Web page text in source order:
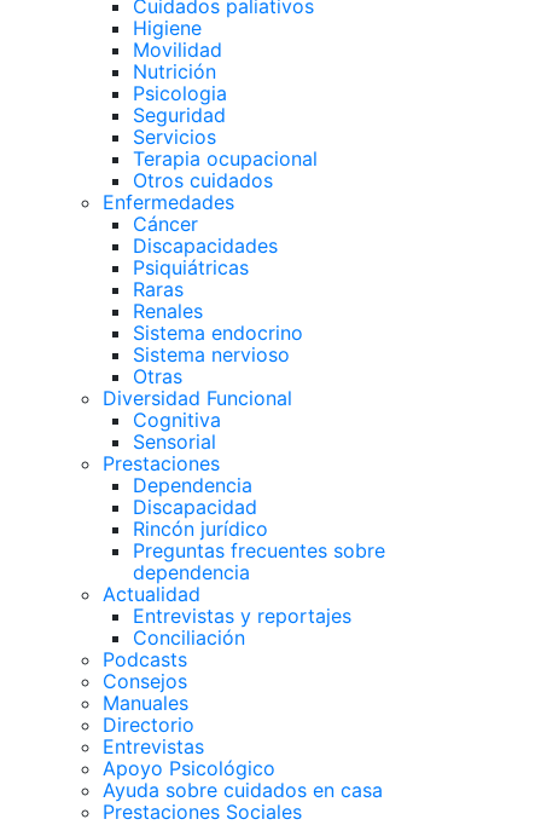
Cuidados paliativos
Higiene
Movilidad
Nutrición
Psicologia
Seguridad
Servicios
Terapia ocupacional
Otros cuidados
Enfermedades
Cáncer
Discapacidades
Psiquiátricas
Raras
Renales
Sistema endocrino
Sistema nervioso
Otras
Diversidad Funcional
Cognitiva
Sensorial
Prestaciones
Dependencia
Discapacidad
Rincón jurídico
Preguntas frecuentes sobre
dependencia
Actualidad
Entrevistas y reportajes
Conciliación
Podcasts
Consejos
Manuales
Directorio
Entrevistas
Apoyo Psicológico
Ayuda sobre cuidados en casa
Prestaciones Sociales